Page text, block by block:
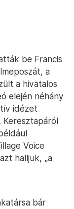
be Francis
a
a hivatalos
elején néhány
idézet
Keresztapáról
Voice
halljuk, „a
bár